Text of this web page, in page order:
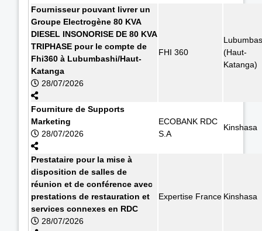
Fournisseur pouvant livrer un
Groupe Electrogène 80 KVA
DIESEL INSONORISE DE 80 KVA
TRIPHASE pour le compte de
Fhi360 à Lubumbashi/Haut-
Katanga
28/07/2026
FHI 360
(Haut-
Katanga)
Fourniture de Supports
Marketing
28/07/2026
ECOBANK RDC
S.A
Kinshasa
Prestataire pour la mise à
disposition de salles de
réunion et de conférence avec
prestations de restauration et
services connexes en RDC
28/07/2026
Expertise France Kinshasa